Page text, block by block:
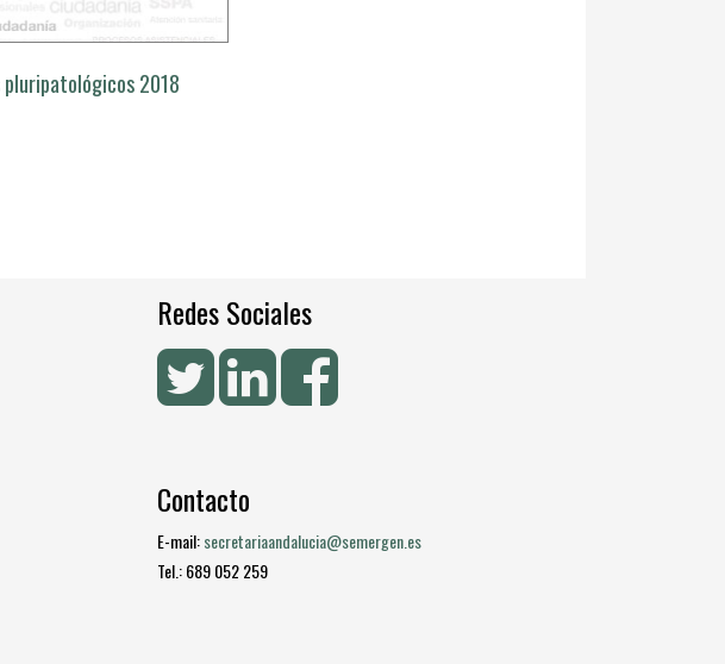
2018
Redes Sociales
Contacto
E-mail:secretariaandalucia@semergen.es
Tel.: 689 052 259